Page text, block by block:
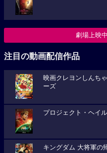
劇場上映
注目の動画配信作品
映画クレヨンしんち
ーズ
プロジェクト・ヘイ
キングダム 大将軍の